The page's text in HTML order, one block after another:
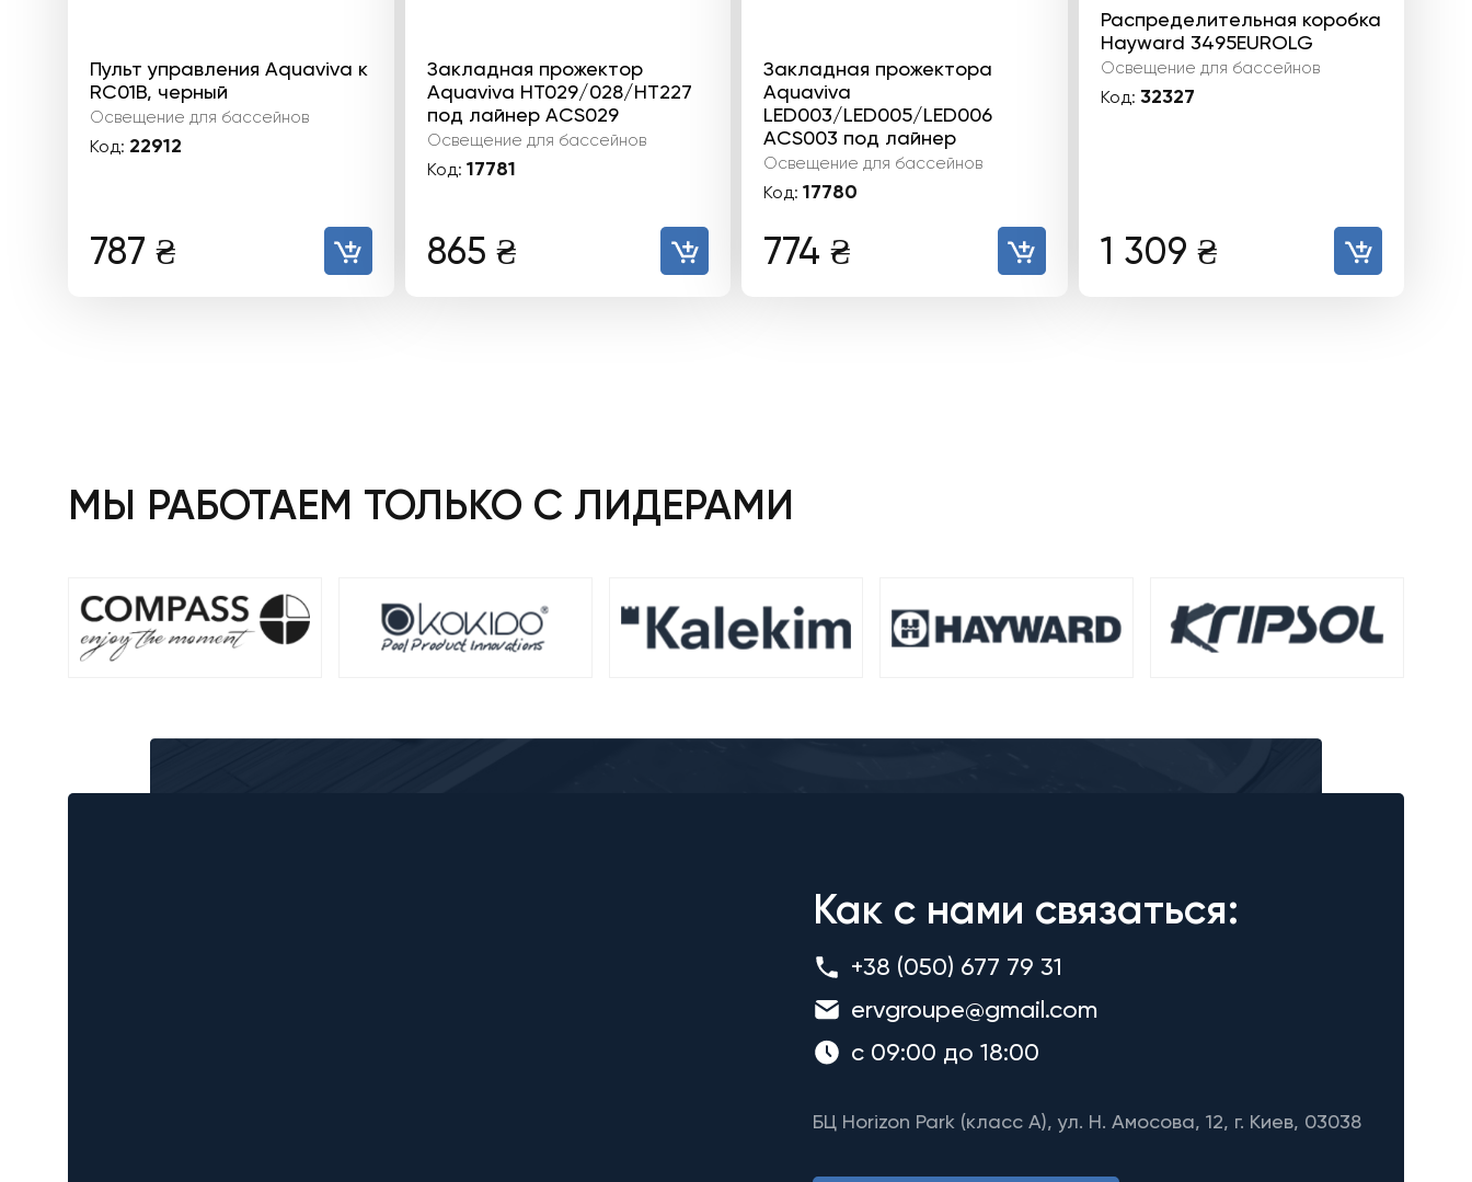
Пульт управления Aquaviva к
RC01B, черный
Освещение для бассейнов
Код: 22912
787 ₴
Закладная прожектор
Aquaviva HT029/028/HT227
под лайнер ACS029
Освещение для бассейнов
Код: 17781
865 ₴
Закладная прожектора
Aquaviva
LED003/LED005/LED006
ACS003 под лайнер
Освещение для бассейнов
Код: 17780
774 ₴
Распределительная коробка
Hayward 3495EUROLG
Освещение для бассейнов
Код: 32327
1 309 ₴
МЫ РАБОТАЕМ ТОЛЬКО С ЛИДЕРАМИ
Как с нами связаться:
+38 (050) 677 79 31
ervgroupe@gmail.com
с 09:00 до 18:00
БЦ Horizon Park (класс A), ул. Н. Амосова, 12, г. Киев, 03038